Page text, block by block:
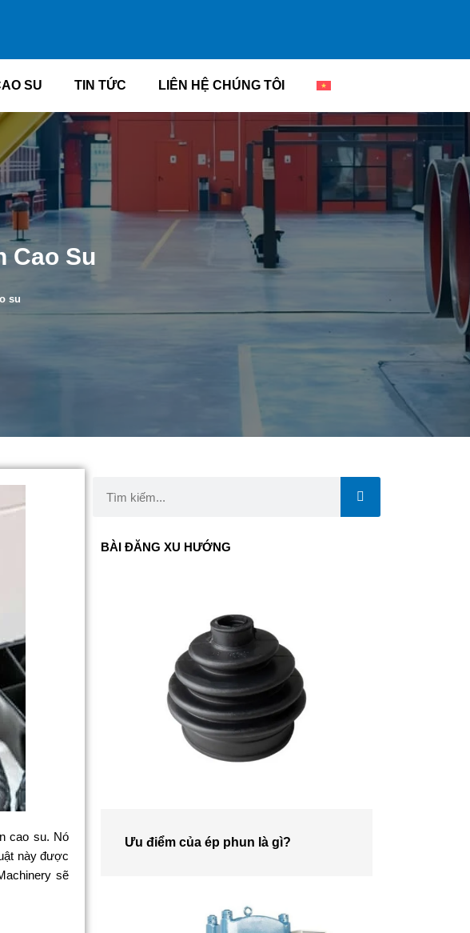
SU TIN TỨC LIÊN HỆ CHÚNG TÔI
Cao Su
su
cao su. Nó
này được
sẽ
BÀI ĐĂNG XU HƯỚNG
Ưu điểm của ép phun là gì?